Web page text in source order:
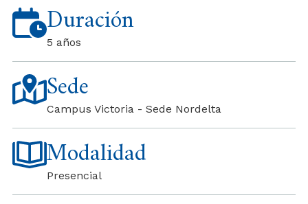
Duración
5 años
Sede
Campus Victoria - Sede Nordelta
Modalidad
Presencial